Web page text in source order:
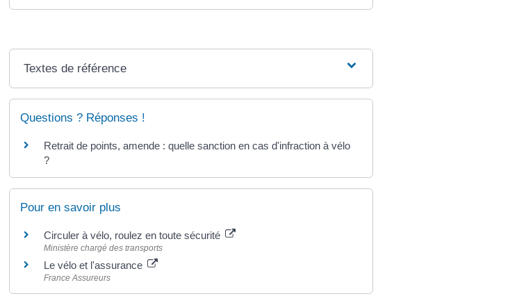
Textes de référence
Questions ? Réponses !
Retrait de points, amende : quelle sanction en cas d'infraction à vélo
?
Pour en savoir plus
Circuler à vélo, roulez en toute sécurité
Ministère chargé des transports
Le vélo et l'assurance
France Assureurs